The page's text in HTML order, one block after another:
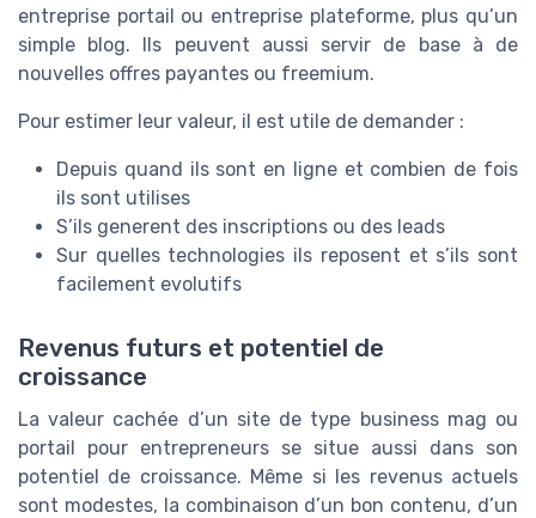
entreprise portail ou entreprise plateforme, plus qu’un
simple blog. Ils peuvent aussi servir de base à de
nouvelles offres payantes ou freemium.
Pour estimer leur valeur, il est utile de demander :
Depuis quand ils sont en ligne et combien de fois
ils sont utilises
S’ils generent des inscriptions ou des leads
Sur quelles technologies ils reposent et s’ils sont
facilement evolutifs
Revenus futurs et potentiel de
croissance
La valeur cachée d’un site de type business mag ou
portail pour entrepreneurs se situe aussi dans son
potentiel de croissance. Même si les revenus actuels
sont modestes, la combinaison d’un bon contenu, d’un